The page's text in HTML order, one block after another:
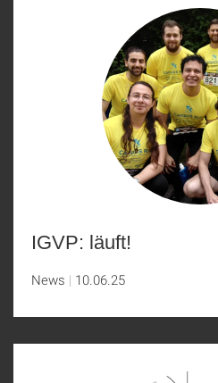
IGVP: läuft!
News 10.06.25